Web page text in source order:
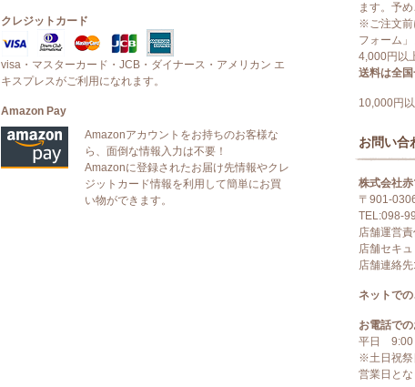
クレジットカード
visa・マスターカード・JCB・ダイナース・アメリカン エ
キスプレスがご利用になれます。
Amazon Pay
Amazonアカウントをお持ちのお客様な
ら、面倒な情報入力は不要！
Amazonに登録されたお届け先情報やクレ
ジットカード情報を利用して簡単にお買
い物ができます。
ます。予め
※ご注文前
フォーム
4,000円以
送料は全
10,000円
お問い合
株式会社
〒901-
TEL:098-
店舗運営
店舗セキ
店舗連絡
ネットで
お電話で
平日 9:00
※土日祝祭
営業日とな